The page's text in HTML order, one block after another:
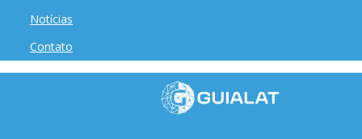
Notícias
Contato